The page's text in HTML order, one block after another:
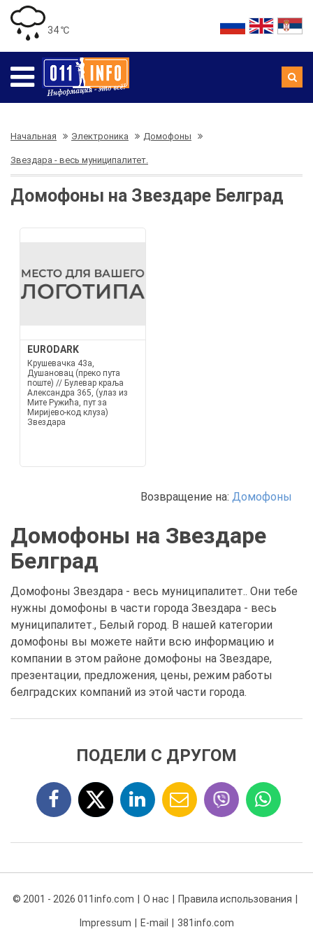
34 ℃
Начальная Электроника Домофоны
Звездара - весь муниципалитет.
Домофоны на Звездаре Белград
EURODARK
Крушевачка 43а,
Душановац (преко пута
поште) // Булевар краља
Александра 365, (улаз из
Мите Ружића, пут за
Миријево-код клуза)
Звездара
Возвращение на: Домофоны
Домофоны на Звездаре
Белград
Домофоны Звездара - весь муниципалитет.. Они тебе
нужны домофоны в части города Звездара - весь
муниципалитет., Белый город. В нашей категории
домофоны вы можете найти всю информацию и
компании в этом районе домофоны на Звездаре,
презентации, предложения, цены, режим работы
белградских компаний из этой части города.
ПОДЕЛИ С ДРУГОМ
© 2001 - 2026 011info.com О нас Правила использования
Impressum E-mail 381info.com